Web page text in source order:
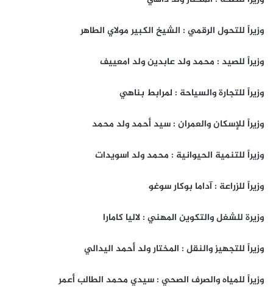
وزيراً للتحول الرقمي : الشيخ الكبير مولاي الطاهر
وزيراً للصيد : محمد ولد عابدين ولد امعييف
وزيراً للتجارة والسياحة : لمرابط بناهي
وزيراً للإسكان والعمران : سيد أحمد ولد محمد
وزيراً للتنمية الحيوانية : محمد ولد اسويدات
وزيراً للزراعة : آداما بوكار سوغو
وزيرة للشغل والتكوين المهني : لاليا كامارا
وزيراً للتجهيز والنقل : المختار ولد أحمد اليدالي
وزيراً للمياه والصرف الصحي : سيدي محمد الطالب أعمر